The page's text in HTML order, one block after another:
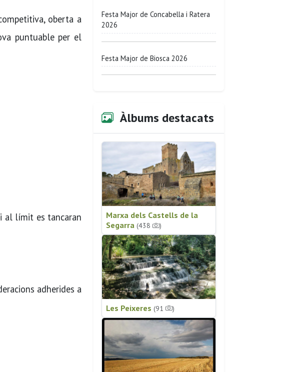
oberta a
puntuable per el
al límit es tancaran
adherides a
Festa Major de Concabella i Ratera
2026
Festa Major de Biosca 2026
Àlbums destacats
Marxa dels Castells de la
Segarra (438 )
Les Peixeres (91 )